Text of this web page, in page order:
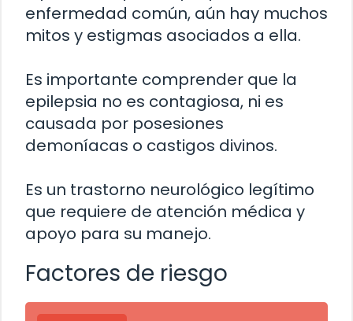
enfermedad común, aún hay muchos
mitos y estigmas asociados a ella.
Es importante comprender que la
epilepsia no es contagiosa, ni es
causada por posesiones
demoníacas o castigos divinos.
Es un trastorno neurológico legítimo
que requiere de atención médica y
apoyo para su manejo.
Factores de riesgo